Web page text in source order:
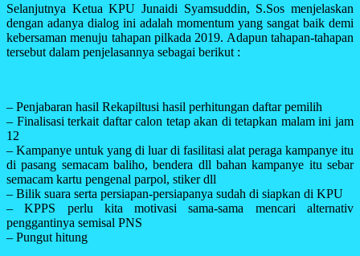
Selanjutnya Ketua KPU Junaidi Syamsuddin, S.Sos menjelaskan
dengan adanya dialog ini adalah momentum yang sangat baik demi
kebersaman menuju tahapan pilkada 2019. Adapun tahapan-tahapan
tersebut dalam penjelasannya sebagai berikut :
– Penjabaran hasil Rekapiltusi hasil perhitungan daftar pemilih
– Finalisasi terkait daftar calon tetap akan di tetapkan malam ini jam
12
– Kampanye untuk yang di luar di fasilitasi alat peraga kampanye itu
di pasang semacam baliho, bendera dll bahan kampanye itu sebar
semacam kartu pengenal parpol, stiker dll
– Bilik suara serta persiapan-persiapanya sudah di siapkan di KPU
– KPPS perlu kita motivasi sama-sama mencari alternativ
penggantinya semisal PNS
– Pungut hitung